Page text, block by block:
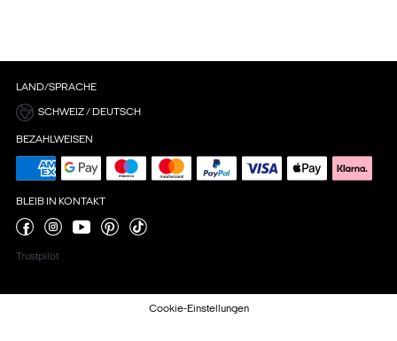
LAND/SPRACHE
SCHWEIZ / DEUTSCH
BEZAHLWEISEN
BLEIB IN KONTAKT
Trustpilot
Cookie-Einstellungen